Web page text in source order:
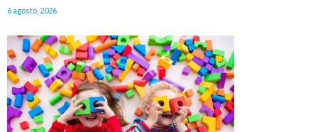
6 agosto, 2026